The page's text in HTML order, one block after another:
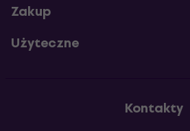
Zakup
Użyteczne
Kontakty